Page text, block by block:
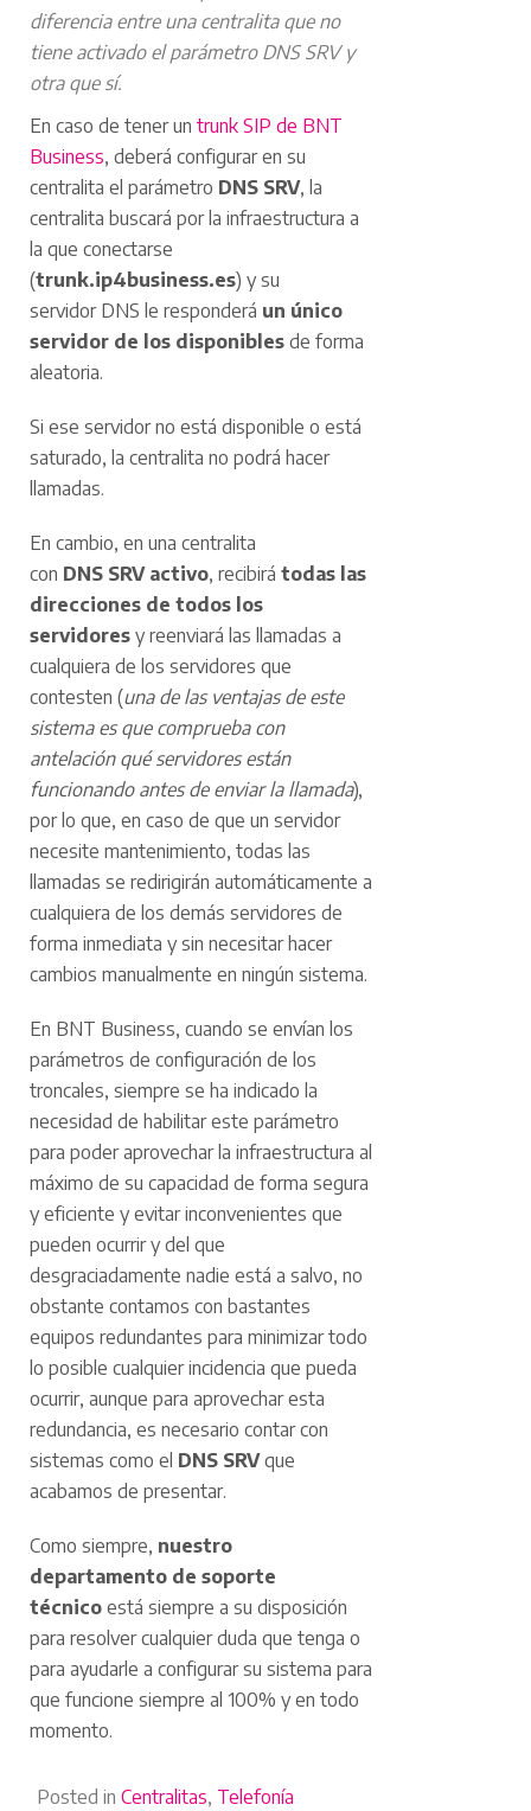
diferencia entre una centralita que no
tiene activado el parámetro DNS SRV y
otra que sí.
En caso de tener un trunk SIP de BNT
Business, deberá configurar en su
centralita el parámetro DNS SRV, la
centralita buscará por la infraestructura a
la que conectarse
(trunk.ip4business.es) y su
servidor DNS le responderá un único
servidor de los disponibles de forma
aleatoria.
Si ese servidor no está disponible o está
saturado, la centralita no podrá hacer
llamadas.
En cambio, en una centralita
con DNS SRV activo, recibirá todas las
direcciones de todos los
servidores y reenviará las llamadas a
cualquiera de los servidores que
contesten (una de las ventajas de este
sistema es que comprueba con
antelación qué servidores están
funcionando antes de enviar la llamada),
por lo que, en caso de que un servidor
necesite mantenimiento, todas las
llamadas se redirigirán automáticamente a
cualquiera de los demás servidores de
forma inmediata y sin necesitar hacer
cambios manualmente en ningún sistema.
En BNT Business, cuando se envían los
parámetros de configuración de los
troncales, siempre se ha indicado la
necesidad de habilitar este parámetro
para poder aprovechar la infraestructura al
máximo de su capacidad de forma segura
y eficiente y evitar inconvenientes que
pueden ocurrir y del que
desgraciadamente nadie está a salvo, no
obstante contamos con bastantes
equipos redundantes para minimizar todo
lo posible cualquier incidencia que pueda
ocurrir, aunque para aprovechar esta
redundancia, es necesario contar con
sistemas como el DNS SRVque
acabamos de presentar.
Como siempre, nuestro
departamento de soporte
técnico está siempre a su disposición
para resolver cualquier duda que tenga o
para ayudarle a configurar su sistema para
que funcione siempre al 100% y en todo
momento.
Posted in Centralitas, Telefonía